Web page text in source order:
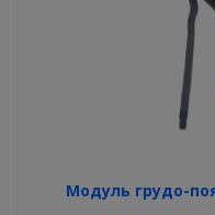
Модуль грудо-